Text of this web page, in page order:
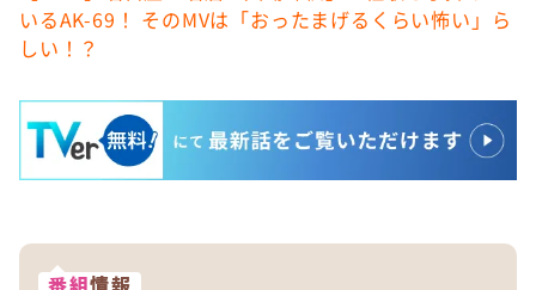
いるAK-69！ そのMVは「おったまげるくらい怖い」ら
しい！？
番組情報